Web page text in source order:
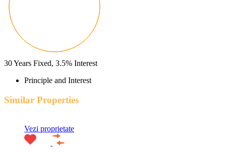
30Years Fixed, 3.5% Interest
Principle and Interest
Similar Properties
Vezi proprietate